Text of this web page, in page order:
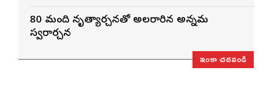
80 మంది నృత్యార్చనతో అలరారిన అన్నమ
స్వరార్చన
ఇంకా చదవండి